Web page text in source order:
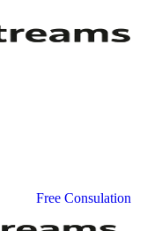
Free Consulation